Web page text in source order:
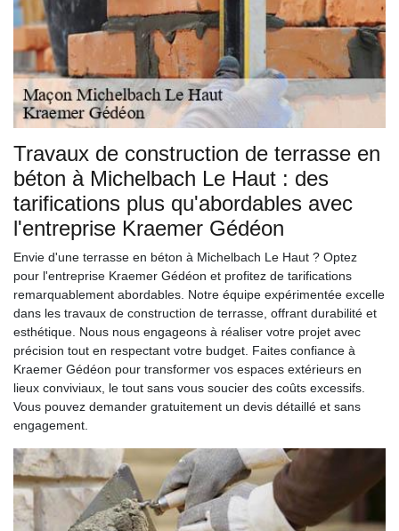
Travaux de construction de terrasse en
béton à Michelbach Le Haut : des
tarifications plus qu'abordables avec
l'entreprise Kraemer Gédéon
Envie d'une terrasse en béton à Michelbach Le Haut ? Optez
pour l'entreprise Kraemer Gédéon et profitez de tarifications
remarquablement abordables. Notre équipe expérimentée excelle
dans les travaux de construction de terrasse, offrant durabilité et
esthétique. Nous nous engageons à réaliser votre projet avec
précision tout en respectant votre budget. Faites confiance à
Kraemer Gédéon pour transformer vos espaces extérieurs en
lieux conviviaux, le tout sans vous soucier des coûts excessifs.
Vous pouvez demander gratuitement un devis détaillé et sans
engagement.